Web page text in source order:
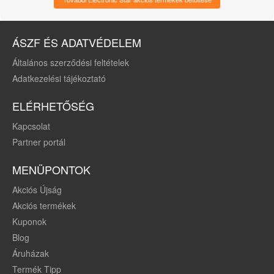
ÁSZF ÉS ADATVÉDELEM
Általános szerződési feltételek
Adatkezelési tájékoztató
ELÉRHETŐSÉG
Kapcsolat
Partner portál
MENÜPONTOK
Akciós Újság
Akciós termékek
Kuponok
Blog
Áruházak
Termék Tipp